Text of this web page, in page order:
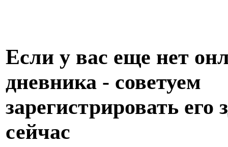
Если у вас еще нет
дневника - советуем
зарегистрировать его
сейчас